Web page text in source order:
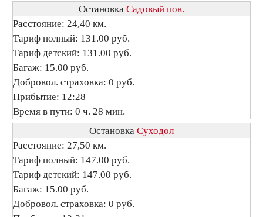
Остановка Садовый пов.
Расстояние: 24,40 км.
Тариф полный: 131.00 руб.
Тариф детский: 131.00 руб.
Багаж: 15.00 руб.
Добровол. страховка: 0 руб.
Прибытие: 12:28
Время в пути: 0 ч. 28 мин.
Остановка Суходол
Расстояние: 27,50 км.
Тариф полный: 147.00 руб.
Тариф детский: 147.00 руб.
Багаж: 15.00 руб.
Добровол. страховка: 0 руб.